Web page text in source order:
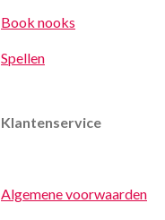
Book nooks
Spellen
Klantenservice
Algemene voorwaarden